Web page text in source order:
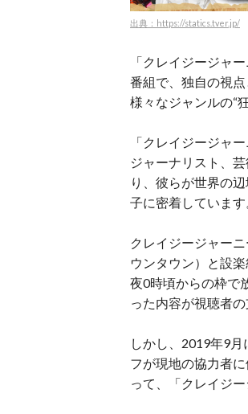
出典：https://statics.tver.jp/
「クレイジージャ
番組で、独自の視
様々なジャンルの“
「クレイジージャ
ジャーナリスト、
り、彼らが世界の
子に密着しています
クレイジージャー
ウンタウン）と設
夜0時頃からの枠で
った内容が視聴者
しかし、2019年9
フが現地の協力者
って、「クレイジ